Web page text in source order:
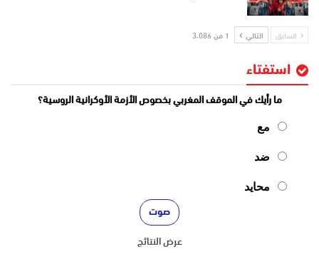
السابق التالي 1 من 3٬086
استفتاء
ما رأيك في الموقف المغربي بخصوص الأزمة الأوكرانية الروسية؟
مع
ضد
محايد
عرض النتائج